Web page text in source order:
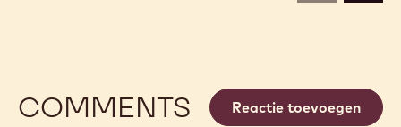
COMMENTS Reactie toevoegen